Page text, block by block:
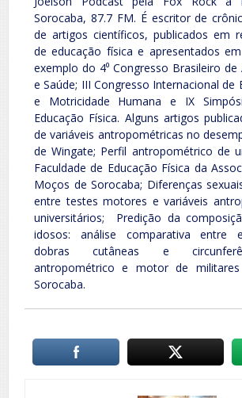
Sorocaba, 87.7 FM. É escritor de
de artigos científicos, publicados em
de educação física e apresentados
exemplo do 4⁰ Congresso Brasileiro de
e Saúde; III Congresso Internacional de
e Motricidade Humana e IX
Educação Física. Alguns artigos
de variáveis antropométricas no
de Wingate; Perfil antropométrico de
Faculdade de Educação Física da
Moços de Sorocaba; Diferenças
entre testes motores e variáveis
universitários; Predição da
idosos: análise comparativa entre
dobras cutâneas e
antropométrico e motor de
Sorocaba.